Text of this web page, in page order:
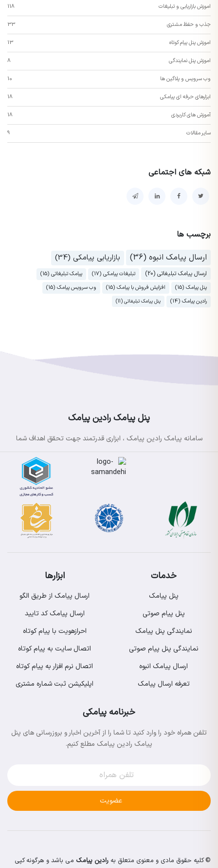
اموزش بازاریابی و تبلیغات 118
جذب و حفظ مشتری 33
اموزش پنل پیام کوتاه 13
اموزش پنل نمایندگی 8
وب سرویس و پلاگین ها 10
ابزارهای حرفه ای پیامکی 18
آموزش های کاربردی 18
سایر مقالات 9
شبکه های اجتماعی
برچسب ها
ارسال پیامک انبوه (36)
بازاریابی پیامکی (34)
ارسال پیامک تبلیغاتی (20) تبلیغات پیامکی (17)
پیامک تبلیغاتی (15)
پنل پیامک (15)
افزایش فروش با پیامک (15)
وب سرویس پیامک (15)
رادین پیامک (14)
پنل پیامک تبلیغاتی (11)
پنل پیامک رادین پیامک
سامانه پیامک رادین پیامک ، ابزاری قدرتمند جهت تحقق اهداف شما
خدمات
پنل پیامک
پنل پیام صوتی
نمایندگی پنل پیامک
نمایندگی پنل پیام صوتی
ارسال پیامک انبوه
تعرفه ارسال پیامک
ابزارها
ارسال پیامک از طریق الگو
ارسال پیامک کد تایید
احرازهویت با پیام کوتاه
اتصال سایت به پیام کوتاه
اتصال نرم افزار به پیام کوتاه
اپلیکیشن ثبت شماره مشتری
خبرنامه پیامکی
تلفن همراه خود را وارد کنید تا شما را از آخرین اخبار و بروزرسانی های پنل
پیامک رادین پیامک مطلع کنیم.
عضویت
© کلیه حقوق مادی و معنوی متعلق به رادین پیامک می باشد و هرگونه کپی